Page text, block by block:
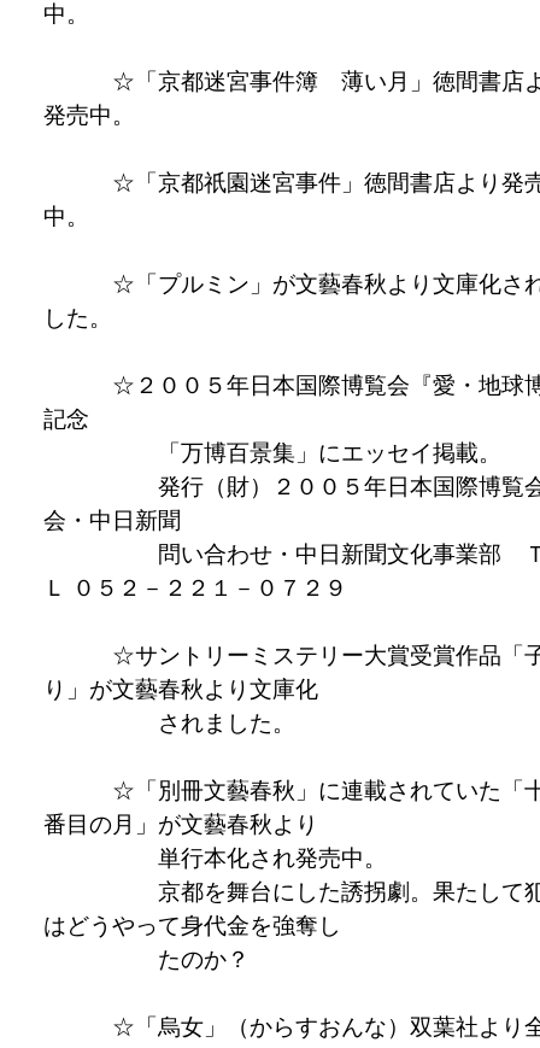
中。
☆「京都迷宮事件簿 薄い月」徳間書店
発売中。
☆「京都祇園迷宮事件」徳間書店より発
中。
☆「プルミン」が文藝春秋より文庫化さ
した。
☆２００５年日本国際博覧会『愛・地球
記念
「万博百景集」にエッセイ掲載。
発行（財）２００５年日本国際博覧
会・中日新聞
問い合わせ・中日新聞文化事業部
Ｌ ０５２－２２１－０７２９
☆サントリーミステリー大賞受賞作品「
り」が文藝春秋より文庫化
されました。
☆「別冊文藝春秋」に連載されていた「
番目の月」が文藝春秋より
単行本化され発売中。
京都を舞台にした誘拐劇。果たして
はどうやって身代金を強奪し
たのか？
☆「烏女」（からすおんな）双葉社より